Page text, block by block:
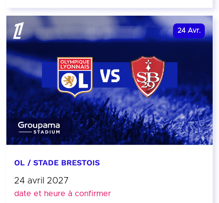
24 Avr.
OL / STADE BRESTOIS
24 avril 2027
date et heure à confirmer